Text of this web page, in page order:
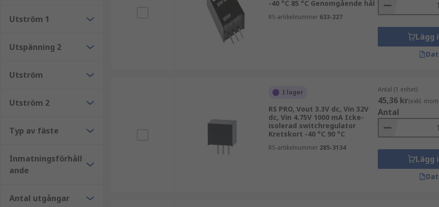
Ytmontering
Fördelarna med isolerade DC-DC-omvandlare
Uppfyller internationella säkerhetsstandarder och föreskrifter.Elektrisk isolering ger ytterligare säkerhet för
utbud av spänningsomvandling med hög effektivitet.Vissa modeller är järnvägs- och medicinskt godkända.
Utström 1
Utspänning 2
Utström
Utström 2
Typ av fäste
Inmatningsförhåll
ande
Antal utgångar
-40 °C 85 °C Genomgående hål
RS-artikelnummer 633-227
Lägg
I lager
RS PRO, Vout 3.3V dc, Vin 32V
dc, Vin 4.75V 1000 mA Icke-
isolerad switchregulator
Kretskort -40 °C 90 °C
RS-artikelnummer 285-3134
Antal (1 enhet)
45,36 kr(exkl.
Antal
Lägg